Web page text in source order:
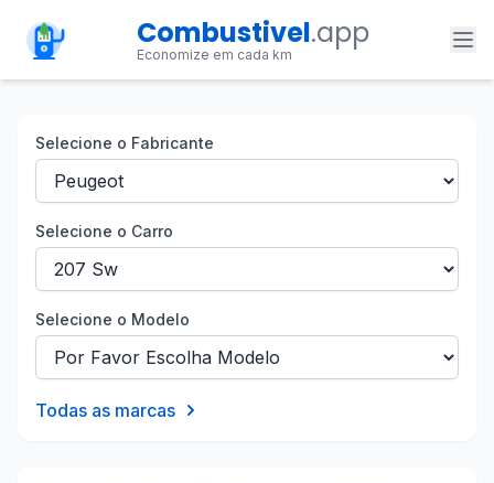
Combustivel.app
Economize em cada km
Selecione o Fabricante
Selecione o Carro
Selecione o Modelo
Todas as marcas